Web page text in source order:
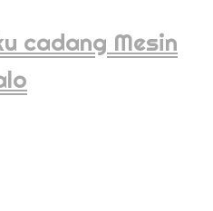
cadang Mesin